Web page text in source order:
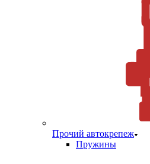
Прочий автокрепеж
Пружины